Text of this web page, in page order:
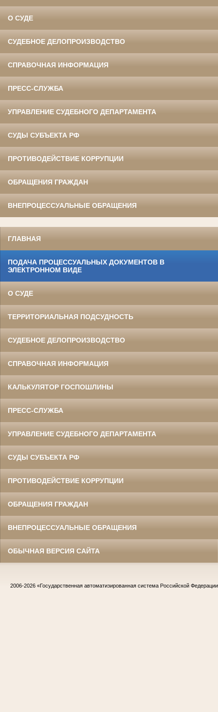
О СУДЕ
СУДЕБНОЕ ДЕЛОПРОИЗВОДСТВО
СПРАВОЧНАЯ ИНФОРМАЦИЯ
ПРЕСС-СЛУЖБА
УПРАВЛЕНИЕ СУДЕБНОГО ДЕПАРТАМЕНТА
СУДЫ СУБЪЕКТА РФ
ПРОТИВОДЕЙСТВИЕ КОРРУПЦИИ
ОБРАЩЕНИЯ ГРАЖДАН
ВНЕПРОЦЕССУАЛЬНЫЕ ОБРАЩЕНИЯ
ГЛАВНАЯ
ПОДАЧА ПРОЦЕССУАЛЬНЫХ ДОКУМЕНТОВ В
ЭЛЕКТРОННОМ ВИДЕ
О СУДЕ
ТЕРРИТОРИАЛЬНАЯ ПОДСУДНОСТЬ
СУДЕБНОЕ ДЕЛОПРОИЗВОДСТВО
СПРАВОЧНАЯ ИНФОРМАЦИЯ
КАЛЬКУЛЯТОР ГОСПОШЛИНЫ
ПРЕСС-СЛУЖБА
УПРАВЛЕНИЕ СУДЕБНОГО ДЕПАРТАМЕНТА
СУДЫ СУБЪЕКТА РФ
ПРОТИВОДЕЙСТВИЕ КОРРУПЦИИ
ОБРАЩЕНИЯ ГРАЖДАН
ВНЕПРОЦЕССУАЛЬНЫЕ ОБРАЩЕНИЯ
ОБЫЧНАЯ ВЕРСИЯ САЙТА
2006-2026 «Государственная автоматизированная система Российской